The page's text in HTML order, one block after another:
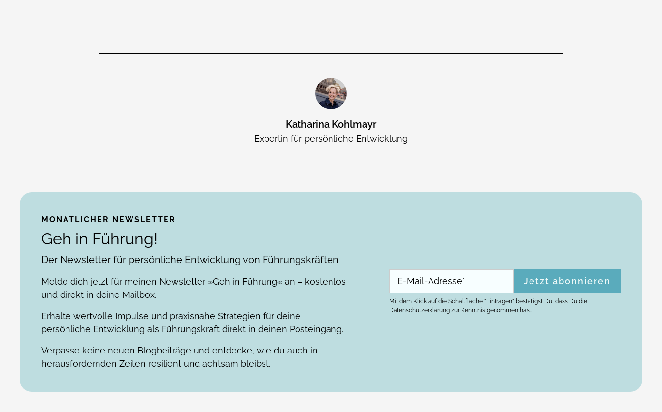
Katharina Kohlmayr
Expertin für persönliche Entwicklung
MONATLICHER NEWSLETTER
Geh in Führung!
Der Newsletter für persönliche Entwicklung von Führungskräften
Melde dich jetzt für meinen Newsletter »Geh in Führung« an – kostenlos
und direkt in deine Mailbox.
Erhalte wertvolle Impulse und praxisnahe Strategien für deine
persönliche Entwicklung als Führungskraft direkt in deinen Posteingang.
Verpasse keine neuen Blogbeiträge und entdecke, wie du auch in
herausfordernden Zeiten resilient und achtsam bleibst.
Mit dem Klick auf die Schaltfläche "Eintragen" bestätigst Du, dass Du die
Datenschutzerklärung zur Kenntnis genommen hast.